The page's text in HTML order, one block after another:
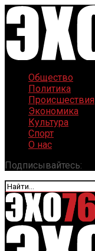
Общество
Политика
Происшествия
Экономика
Культура
Спорт
О нас
Подписывайтесь: